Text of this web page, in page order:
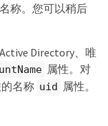
称。您可以稍后
Directory、唯
属性。对
名称 uid 属性。